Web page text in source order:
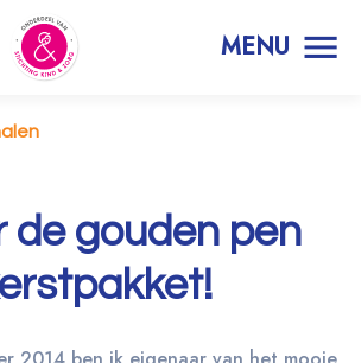
MENU
de gouden pen